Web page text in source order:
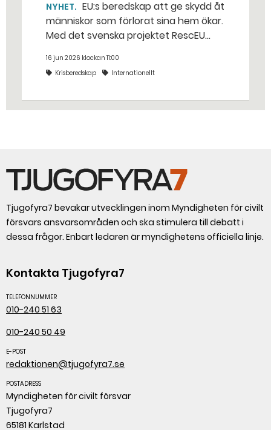
NYHET
människor som förlorat sina hem ökar.
Med det svenska projektet RescEU
sätta upp tillfälligt boende för över
1000 personer – med ovanligt hög
16 jun 2026 klockan 11:00
Krisberedskap
Internationellt
Tjugofyra7 bevakar utvecklingen inom Myndigheten för civilt
försvars ansvarsområden och ska stimulera till debatt i
dessa frågor. Enbart ledaren är myndighetens officiella linje.
Kontakta Tjugofyra7
TELEFONNUMMER
010-240 51 63
010-240 50 49
E-POST
redaktionen@tjugofyra7.se
POSTADRESS
Myndigheten för civilt försvar
Tjugofyra7
65181 Karlstad